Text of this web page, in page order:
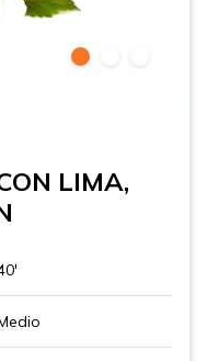
LIMA,